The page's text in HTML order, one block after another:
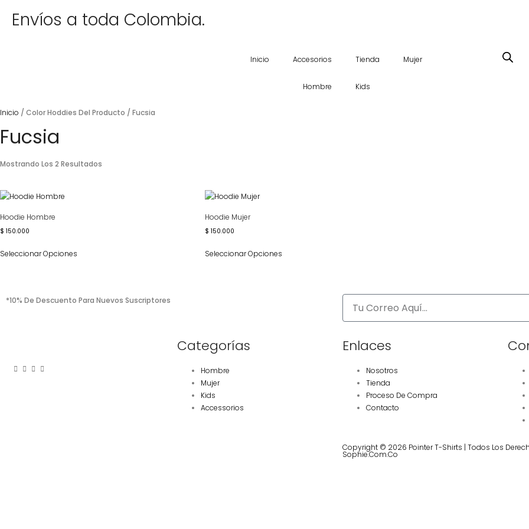
Envíos a toda Colombia.
Inicio Accesorios Tienda Mujer
Hombre Kids
Inicio / Color Hoddies Del Producto / Fucsia
Fucsia
Mostrando Los 2 Resultados
Hoodie Hombre
$ 150.000
Seleccionar Opciones
Hoodie Mujer
$ 150.000
Seleccionar Opciones
*10% De Descuento Para Nuevos Suscriptores
Categorías
Hombre
Mujer
Kids
Accessorios
Enlaces
Nosotros
Tienda
Proceso De Compra
Contacto
Copyright © 2026 Pointer T-Shirts | Todos Los
Sophie.com.co